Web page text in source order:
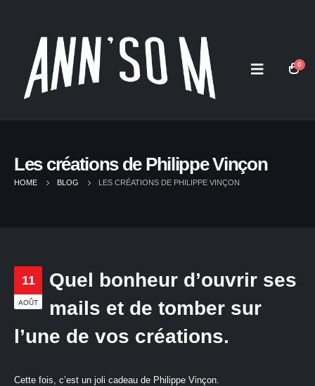
0
Les créations de Philippe Vinçon
HOME BLOG LES CRÉATIONS DE PHILIPPE VINÇON
11
AOÛT
Quel bonheur d’ouvrir ses
mails et de tomber sur
l’une de vos créations.
Cette fois, c’est un joli cadeau de Philippe Vinçon.